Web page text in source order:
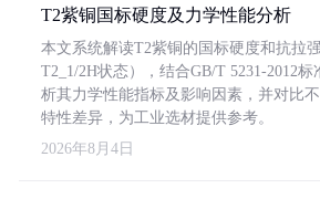
T2紫铜国标硬度及力学性能分析
本文系统解读T2紫铜的国标硬度和抗拉
T2_1/2H状态），结合GB/T 5231-2012
析其力学性能指标及影响因素，并对比
特性差异，为工业选材提供参考。
2026年8月4日